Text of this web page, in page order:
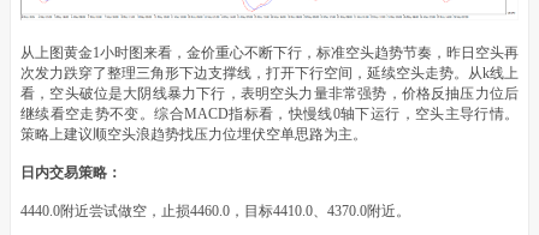
从上图黄金1小时图来看，金价重心不断下行，标准空头趋势节奏，昨日空头再
次发力跌穿了整理三角形下边支撑线，打开下行空间，延续空头走势。从k线上
看，空头破位是大阴线暴力下行，表明空头力量非常强势，价格反抽压力位后
继续看空走势不变。综合MACD指标看，快慢线0轴下运行，空头主导行情。
策略上建议顺空头浪趋势找压力位埋伏空单思路为主。
日内交易策略：
4440.0附近尝试做空，止损4460.0，目标4410.0、4370.0附近。